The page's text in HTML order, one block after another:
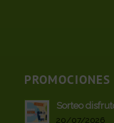
PROMOCIONES
Sorteo
20/07/2026